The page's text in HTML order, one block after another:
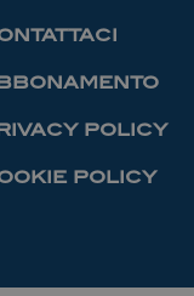
policy
policy
contribuiscono a